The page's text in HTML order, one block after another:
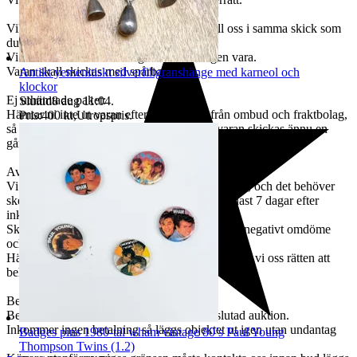
Viktigt att tänka på är att varan levereras till oss i samma skick som
du som kund fick den.
Vi återbetalar senast 14 dagar efter mottagen vara.
Varan skall skickas med spårbart frakt.
Ej uthämtade paket:
Hämtar ni inte ut varan efter påminnelse från ombud och fraktbolag,
så skickas varan tillbaka till oss, och skall varan skickas ännu en
gång tillkommer en avgift om 395kr + Fraktavgift.
Avhämtning:
Vi erbjuder avhämtning i vår butik i Hässleholm, och det behöver
ske efter de tider som vi kan erbjuda, dock senast 7 dagar efter
inkommen betalning.
Sker ingen avhämtning efter 7 dagar så lämnas negativt omdöme
och du blir blockerad från framtida köp hos oss.
Hämtas inte varan ut inom 2 månader förbehåller vi oss rätten att
behålla varan.
Betalning:
Betalning skall ske senast 3 dagar efter avslutad auktion.
Inkommer ingen betalning så läggs objektet ut igen utan undantag
Antikt yemenitiskt silverfiligranshänge med karneol och
klockor
Sluttid8 aug 11:04.
Pris:400 kr,Utropspris.
Badges pins 1980-tal wham vintage 80’s Paul Young
Thompson Twins (1.2)